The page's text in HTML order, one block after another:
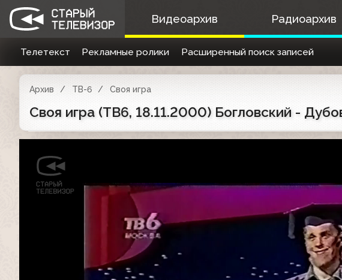
Видеоархив Радиоархив
Телетекст Рекламные ролики Расширенный поиск записей
Архив ТВ-6 Своя игра
Своя игра (ТВ6, 18.11.2000) Богловский -